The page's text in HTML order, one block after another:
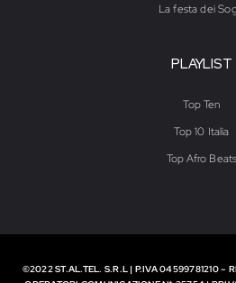
La festa dei
PLAYLIST
Top Ten
Top 10 Italia
Top Afro Beats
©2022 ST.AL.TEL. S.R.L | P.IVA 04599781210 –